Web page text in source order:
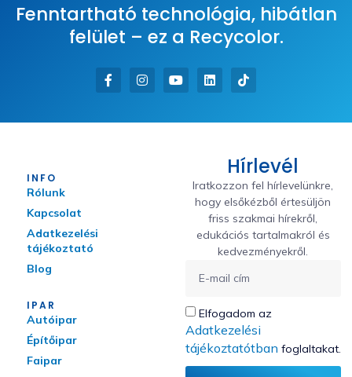
Fenntartható technológia, hibátlan
felület – ez a Recycolor.
INFO
Rólunk
Kapcsolat
Adatkezelési
tájékoztató
Blog
IPAR
Autóipar
Építőipar
Faipar
Hírlevél
Iratkozzon fel hírlevelünkre,
hogy elsőkézből értesüljön
friss szakmai hírekről,
edukációs tartalmakról és
kedvezményekről.
Elfogadom az
Adatkezelési
tájékoztatótban foglaltakat.